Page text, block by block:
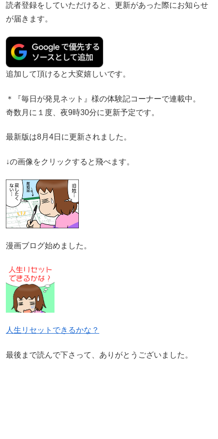
読者登録をしていただけると、更新があった際にお知らせ
が届きます。
追加して頂けると大変嬉しいです。
＊『毎日が発見ネット』様の体験記コーナーで連載中。
奇数月に１度、夜9時30分に更新予定です。
最新版は8月4日に更新されました。
↓の画像をクリックすると飛べます。
漫画ブログ始めました。
人生リセットできるかな？
最後まで読んで下さって、ありがとうございました。